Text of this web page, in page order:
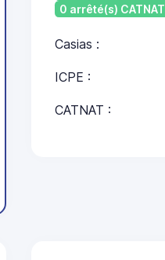
0 arrêté(s) CATNAT
Casias :
ICPE :
CATNAT :